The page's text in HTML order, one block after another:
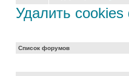
Удалить
Список форумов